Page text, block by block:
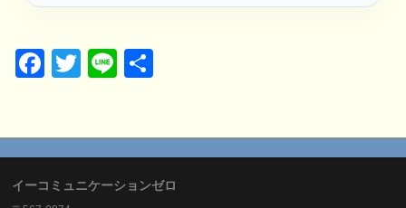
Facebook
Twitter
Line
イーコミュニケーションゼロ